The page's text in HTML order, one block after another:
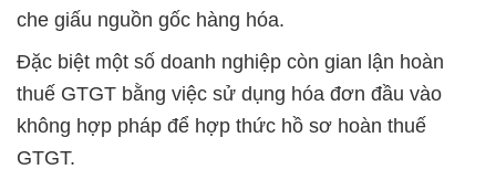
che giấu nguồn gốc hàng hóa.
Đặc biệt một số doanh nghiệp còn gian lận hoàn
thuế GTGT bằng việc sử dụng hóa đơn đầu vào
không hợp pháp để hợp thức hồ sơ hoàn thuế
GTGT.